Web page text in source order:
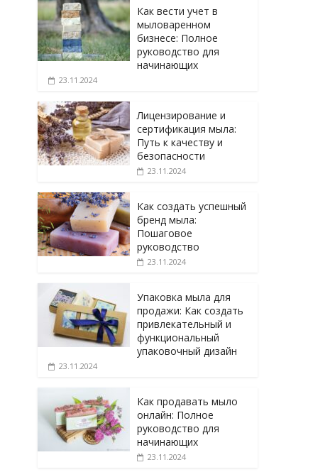
Как вести учет в
мыловаренном
бизнесе: Полное
руководство для
начинающих
23.11.2024
Лицензирование и
сертификация мыла:
Путь к качеству и
безопасности
23.11.2024
Как создать успешный
бренд мыла:
Пошаговое
руководство
23.11.2024
Упаковка мыла для
продажи: Как создать
привлекательный и
функциональный
упаковочный дизайн
23.11.2024
Как продавать мыло
онлайн: Полное
руководство для
начинающих
23.11.2024